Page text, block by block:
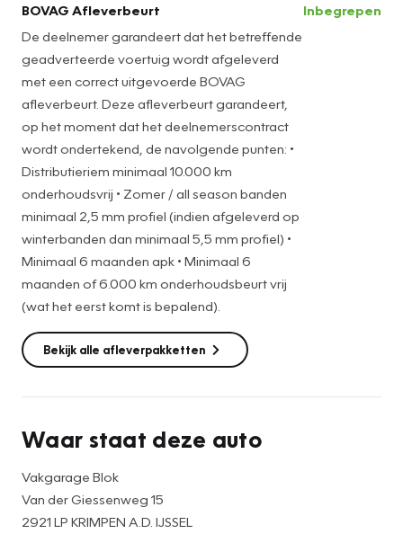
30876014 Ook evt. 's Avonds geopend op afspraak
BOVAG Afleverbeurt
De deelnemer garandeert dat het betreffende
geadverteerde voertuig wordt afgeleverd
met een correct uitgevoerde BOVAG
afleverbeurt. Deze afleverbeurt garandeert,
op het moment dat het deelnemerscontract
wordt ondertekend, de navolgende punten: •
Distributieriem minimaal 10.000 km
onderhoudsvrij • Zomer / all season banden
minimaal 2,5 mm profiel (indien afgeleverd op
winterbanden dan minimaal 5,5 mm profiel) •
Minimaal 6 maanden apk • Minimaal 6
maanden of 6.000 km onderhoudsbeurt vrij
(wat het eerst komt is bepalend).
Inbegrepen
Bekijk alle afleverpakketten
Waar staat deze auto
Vakgarage Blok
Van der Giessenweg 15
2921 LP KRIMPEN A.D. IJSSEL